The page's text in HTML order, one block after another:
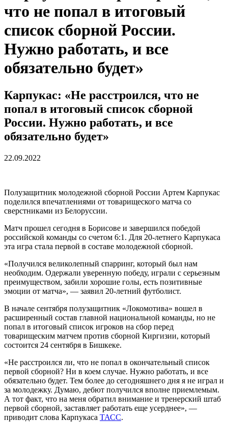
что не попал в итоговый
список сборной России.
Нужно работать, и все
обязательно будет»
Карпукас: «Не расстроился, что не
попал в итоговый список сборной
России. Нужно работать, и все
обязательно будет»
22.09.2022
Полузащитник молодежной сборной России Артем Карпукас
поделился впечатлениями от товарищеского матча со
сверстниками из Белоруссии.
Матч прошел сегодня в Борисове и завершился победой
российской команды со счетом 6:1. Для 20-летнего Карпукаса
эта игра стала первой в составе молодежной сборной.
«Получился великолепный спарринг, который был нам
необходим. Одержали уверенную победу, играли с серьезным
преимуществом, забили хорошие голы, есть позитивные
эмоции от матча», — заявил 20-летний футболист.
В начале сентября полузащитник «Локомотива» вошел в
расширенный состав главной национальной команды, но не
попал в итоговый список игроков на сбор перед
товарищеским матчем против сборной Киргизии, который
состоится 24 сентября в Бишкеке.
«Не расстроился ли, что не попал в окончательный список
первой сборной? Ни в коем случае. Нужно работать, и все
обязательно будет. Тем более до сегодняшнего дня я не играл и
за молодежку. Думаю, дебют получился вполне приемлемым.
А тот факт, что на меня обратил внимание и тренерский штаб
первой сборной, заставляет работать еще усерднее», —
приводит слова Карпукаса ТАСС.